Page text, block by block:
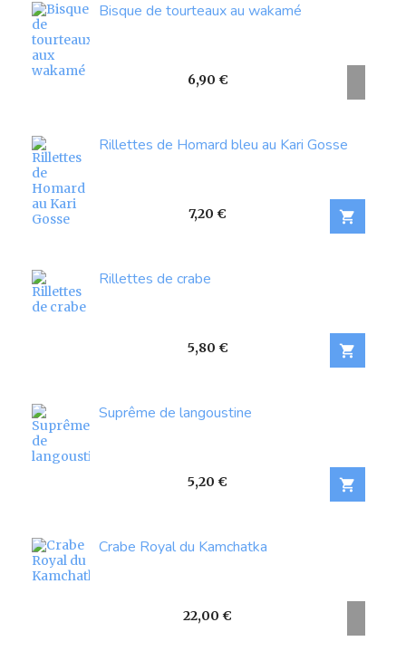
Bisque de tourteaux au wakamé
Prix
6,90 €
Rillettes de Homard bleu au Kari Gosse
Prix
7,20 € 
Rillettes de crabe
Prix
5,80 € 
Suprême de langoustine
Prix
5,20 € 
Crabe Royal du Kamchatka
Prix
22,00 €